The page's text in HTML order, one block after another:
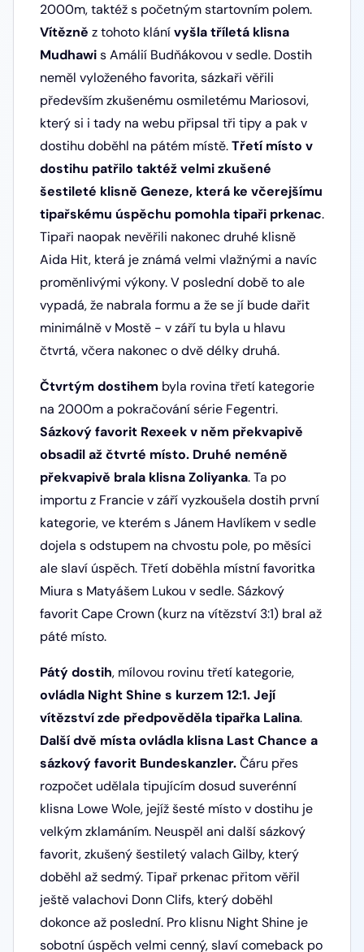
2000m, taktéž s početným startovním polem.
Vítězně z tohoto klánívyšla tříletá klisna
Mudhawis Amálií Budňákovou v sedle. Dostih
neměl vyloženého favorita, sázkaři věřili
především zkušenému osmiletému Mariosovi,
který si i tady na webu připsal tři tipy a pak v
dostihu doběhl na pátém místě.Třetí místo v
dostihu patřilo taktéž velmi zkušené
šestileté klisně Geneze, která ke včerejšímu
tipařskému úspěchu pomohla tipaři prkenac.
Tipaři naopak nevěřili nakonec druhé klisně
Aida Hit, která je známá velmi vlažnými a navíc
proměnlivými výkony. V poslední době to ale
vypadá, že nabrala formu a že se jí bude dařit
minimálně v Mostě - v září tu byla u hlavu
čtvrtá, včera nakonec o dvě délky druhá.
Čtvrtým dostihem byla rovina třetí kategorie
na 2000m a pokračování série Fegentri.
Sázkový favorit Rexeek v něm překvapivě
obsadil až čtvrté místo. Druhé neméně
překvapivě brala klisna Zoliyanka. Ta po
importu z Francie v září vyzkoušela dostih první
kategorie, ve kterém s Jánem Havlíkem v sedle
dojela s odstupem na chvostu pole, po měsíci
ale slaví úspěch. Třetí doběhla místní favoritka
Miura s Matyášem Lukou v sedle. Sázkový
favorit Cape Crown (kurz na vítězství 3:1) bral až
páté místo.
Pátý dostih, mílovou rovinu třetí kategorie,
ovládla Night Shine s kurzem 12:1. Její
vítězství zde předpověděla tipařka Lalina.
Další dvě místa ovládla klisna Last Chance a
sázkový favorit Bundeskanzler.Čáru přes
rozpočet udělala tipujícím dosud suverénní
klisna Lowe Wole, jejíž šesté místo v dostihu je
velkým zklamáním. Neuspěl ani další sázkový
favorit, zkušený šestiletý valach Gilby, který
doběhl až sedmý. Tipař prkenac přitom věřil
ještě valachovi Donn Clifs, který doběhl
dokonce až poslední. Pro klisnu Night Shine je
sobotní úspěch velmi cenný, slaví comeback po